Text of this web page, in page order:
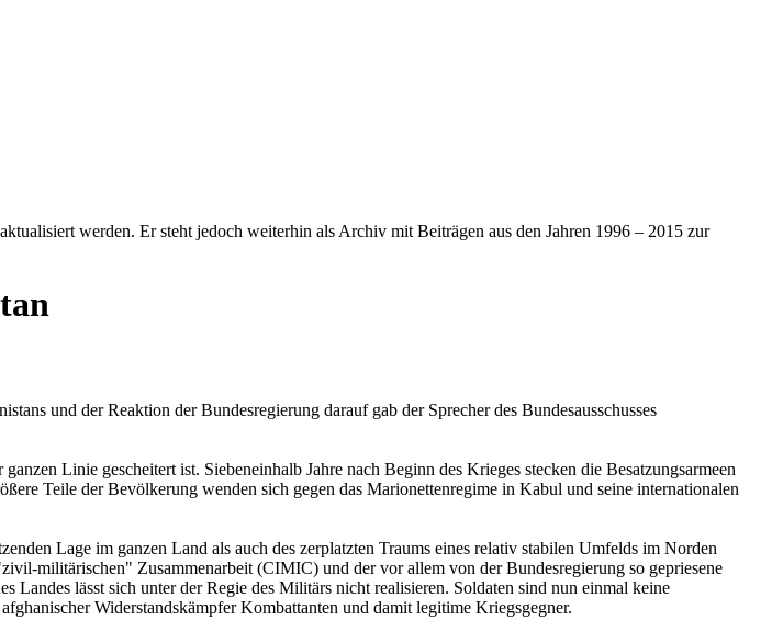
werden. Er steht jedoch weiterhin als Archiv mit Beiträgen aus den Jahren 1996 – 2015 zur
und der Reaktion der Bundesregierung darauf gab der Sprecher des Bundesausschusses
Linie gescheitert ist. Siebeneinhalb Jahre nach Beginn des Krieges stecken die Besatzungsarmeen
Teile der Bevölkerung wenden sich gegen das Marionettenregime in Kabul und seine internationalen
Lage im ganzen Land als auch des zerplatzten Traums eines relativ stabilen Umfelds im Norden
militärischen" Zusammenarbeit (CIMIC) und der vor allem von der Bundesregierung so gepriesene
lässt sich unter der Regie des Militärs nicht realisieren. Soldaten sind nun einmal keine
Widerstandskämpfer Kombattanten und damit legitime Kriegsgegner.